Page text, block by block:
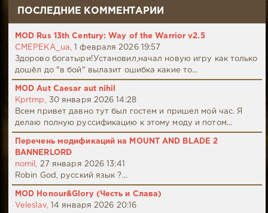
ПОСЛЕДНИЕ КОММЕНТАРИИ
MOD Rus 13th Century: Way of the Warrior v2.5
CMEPEKA_ua,
1 февраля 2026 19:57
Здорово богатыри!Установил,начал новую игру как только
дошёл до "в бой" вылазит ошибка какие то...
MOD Aut Caesar aut nihil
Kprtmp,
30 января 2026 14:28
Всем привет давно тут был гостем и пришел мой час. Я
делаю полную руссификацию к этому моду и потом...
Перечень модификаций на MOUNT AND BLADE 2
BANNERLORD
nomil,
27 января 2026 13:41
Robin God, русский язык ?...
MOD Honour&Glory (Честь и Слава)
Veleslav,
14 января 2026 20:16